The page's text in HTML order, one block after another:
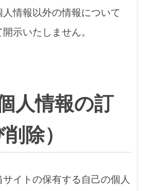
情報以外の情報について
示いたしません。
人情報の訂
除）
イトの保有する自己の個人